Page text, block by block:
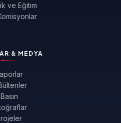
ve Eğitim
& MEDYA
Basın